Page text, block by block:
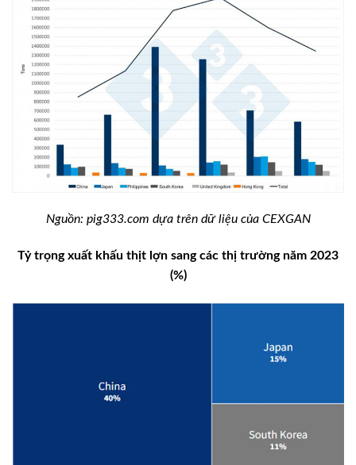
Nguồn: pig333.com dựa trên dữ liệu của CEXGAN
Tỷ trọng xuất khấu thịt lợn sang các thị trường năm 2023
(%)